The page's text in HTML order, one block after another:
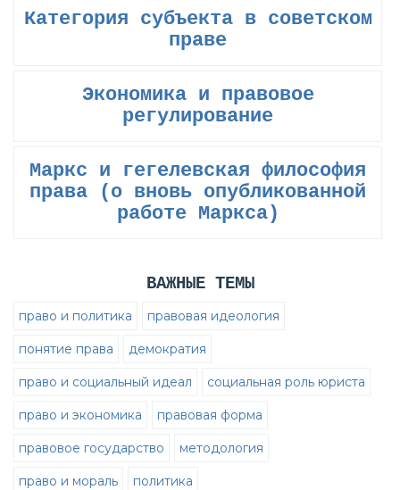
Категория субъекта в советском
праве
Экономика и правовое
регулирование
Маркс и гегелевская философия
права (о вновь опубликованной
работе Маркса)
ВАЖНЫЕ ТЕМЫ
право и политика правовая идеология
понятие права демократия
право и социальный идеал социальная роль юриста
право и экономика правовая форма
правовое государство методология
право и мораль политика